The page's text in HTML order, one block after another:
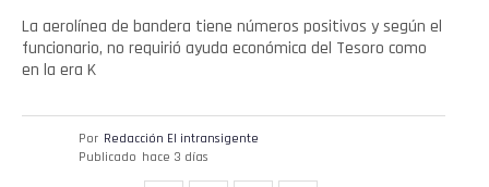
La aerolínea de bandera tiene números positivos y según el
funcionario, no requirió ayuda económica del Tesoro como
en la era K
Por Redacción El intransigente
Publicado hace 3 días